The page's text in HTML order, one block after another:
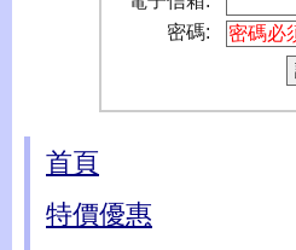
密碼:
首頁
特價優惠